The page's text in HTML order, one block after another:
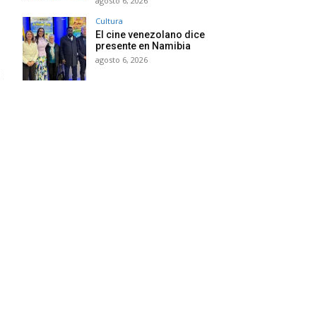
Cultura
El cine venezolano dice
presente en Namibia
agosto 6, 2026